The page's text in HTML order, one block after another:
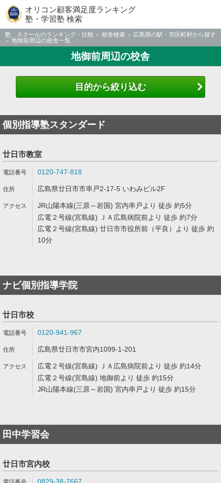
オリコン顧客満足度ランキング
塾・学習塾 検索
塾、スクールのランキング・比較 校舎検索
広島県の駅・市区町村から探す
地御前周辺の校舎一覧
地御前周辺の校舎
目的から絞り込む
個別指導塾スタンダード
廿日市教室
0120-747-818
広島県廿日市市串戸2-17-5 いわみビル2F
JR山陽本線(三原～岩国) 宮内串戸より 徒歩 約5分
広電２号線(宮島線) ＪＡ広島病院前より 徒歩 約7分
広電２号線(宮島線) 廿日市市役所前（平良）より 徒歩 約
10分
ナビ個別指導学院
廿日市校
0120-941-967
広島県廿日市市宮内1099-1-201
広電２号線(宮島線) ＪＡ広島病院前より 徒歩 約14分
広電２号線(宮島線) 地御前より 徒歩 約15分
JR山陽本線(三原～岩国) 宮内串戸より 徒歩 約15分
田中学習会
廿日市宮内校